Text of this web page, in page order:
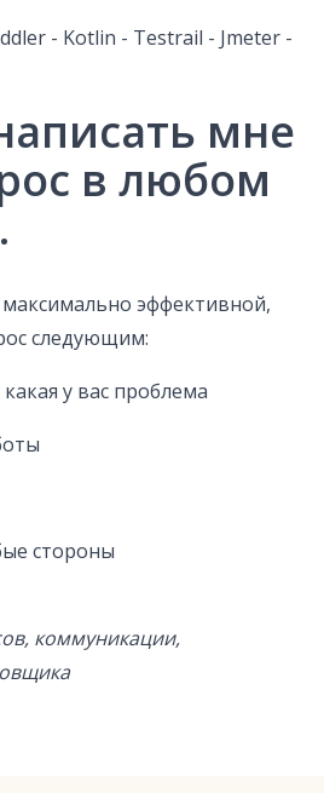
- Kotlin - Testrail - Jmeter -
мне
в любом
эффективной,
следующим:
у вас проблема
стороны
коммуникации,